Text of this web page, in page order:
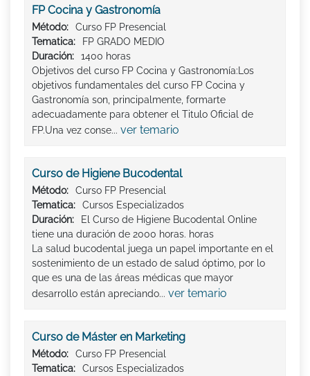
FP Cocina y Gastronomía
Método:
Curso FP Presencial
Tematica:
FP GRADO MEDIO
Duración:
1400 horas
Objetivos del curso FP Cocina y Gastronomía:Los
objetivos fundamentales del curso FP Cocina y
Gastronomía son, principalmente, formarte
adecuadamente para obtener el Titulo Oficial de
FP.Una vez conse... ver temario
Curso de Higiene Bucodental
Método:
Curso FP Presencial
Tematica:
Cursos Especializados
Duración:
El Curso de Higiene Bucodental Online
tiene una duración de 2000 horas. horas
La salud bucodental juega un papel importante en el
sostenimiento de un estado de salud óptimo, por lo
que es una de las áreas médicas que mayor
desarrollo están apreciando... ver temario
Curso de Máster en Marketing
Método:
Curso FP Presencial
Tematica:
Cursos Especializados